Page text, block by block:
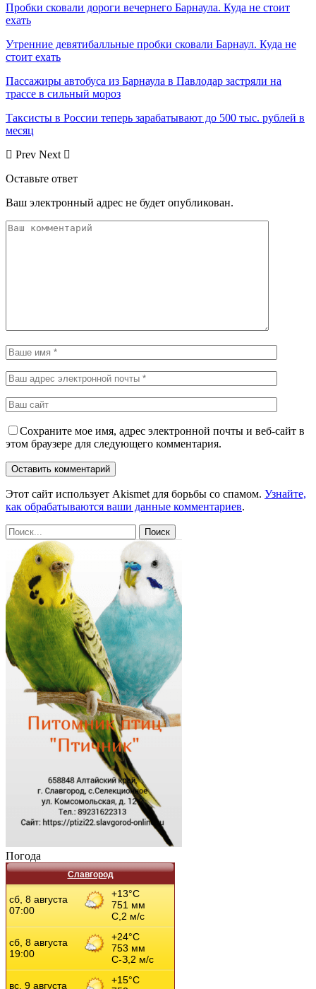
Пробки сковали дороги вечернего Барнаула. Куда не стоит
ехать
Утренние девятибалльные пробки сковали Барнаул. Куда не
стоит ехать
Пассажиры автобуса из Барнаула в Павлодар застряли на
трассе в сильный мороз
Таксисты в России теперь зарабатывают до 500 тыс. рублей в
месяц
Prev Next
Оставьте ответ
Ваш электронный адрес не будет опубликован.
Сохраните мое имя, адрес электронной почты и веб-сайт в
этом браузере для следующего комментария.
Этот сайт использует Akismet для борьбы со спамом. Узнайте,
как обрабатываются ваши данные комментариев.
Погода
Славгород